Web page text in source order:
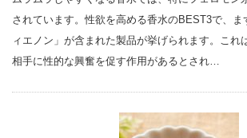
されています。性欲を高める香水のBEST3で、ま
ィエノン」が含まれた製品が挙げられます。これ
相手に性的な興奮を促す作用があるとされ…